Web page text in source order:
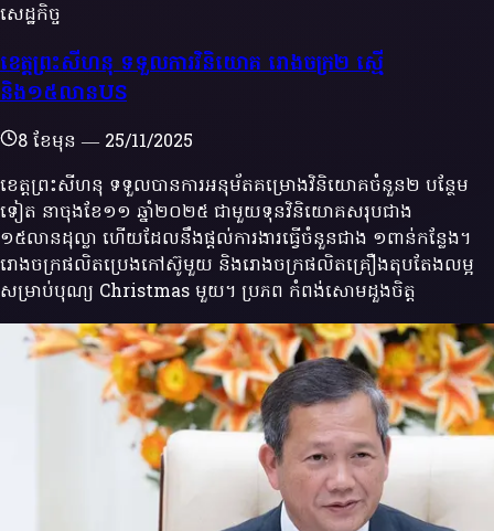
សេដ្ឋកិច្ច
ខេត្តព្រះសីហនុ ទទួលការវិនិយោគ រោងចក្រ២ ស្មើ
និង១៥លានUS
8 ខែមុន — 25/11/2025
ខេត្តព្រះសីហនុ ទទួលបានការអនុម័តគម្រោងវិនិយោគចំនួន២ បន្ថែម
ទៀត នាចុងខែ១១ ឆ្នាំ២០២៥ ជាមួយទុនវិនិយោគសរុបជាង
១៥លានដុល្លា ហើយដែលនឹងផ្តល់ការងារធ្វើចំនួនជាង ១ពាន់កន្លែង។
រោងចក្រផលិតប្រេងកៅស៊ូមួយ និងរោងចក្រផលិតគ្រឿងតុបតែងលម្អ
សម្រាប់បុណ្យ Christmas មួយ។ ប្រភព កំពង់សោមដួងចិត្ត